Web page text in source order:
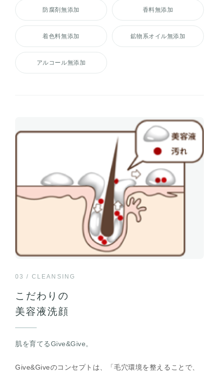
防腐剤無添加 香料無添加
着色料無添加 鉱物系オイル無添加
アルコール無添加
03 / CLEANSING
こだわりの
美容液洗顔
肌を育てるGive&Give。
Give&Giveのコンセプトは、「毛穴環境を整えることで、